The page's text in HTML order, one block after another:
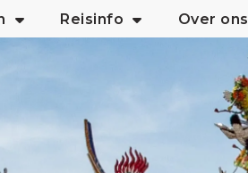
Reisinfo Over ons